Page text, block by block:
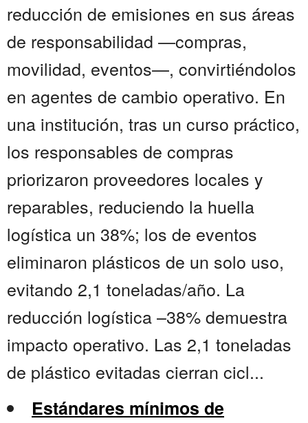
reducción de emisiones en sus áreas
de responsabilidad —compras,
movilidad, eventos—, convirtiéndolos
en agentes de cambio operativo. En
una institución, tras un curso práctico,
los responsables de compras
priorizaron proveedores locales y
reparables, reduciendo la huella
logística un 38%; los de eventos
eliminaron plásticos de un solo uso,
evitando 2,1 toneladas/año. La
reducción logística –38% demuestra
impacto operativo. Las 2,1 toneladas
de plástico evitadas cierran cicl...
Estándares mínimos de